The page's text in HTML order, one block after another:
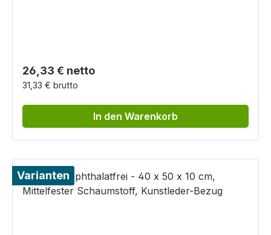
Regulärer Preis:
26,33 € netto
31,33 € brutto
In den Warenkorb
Varianten